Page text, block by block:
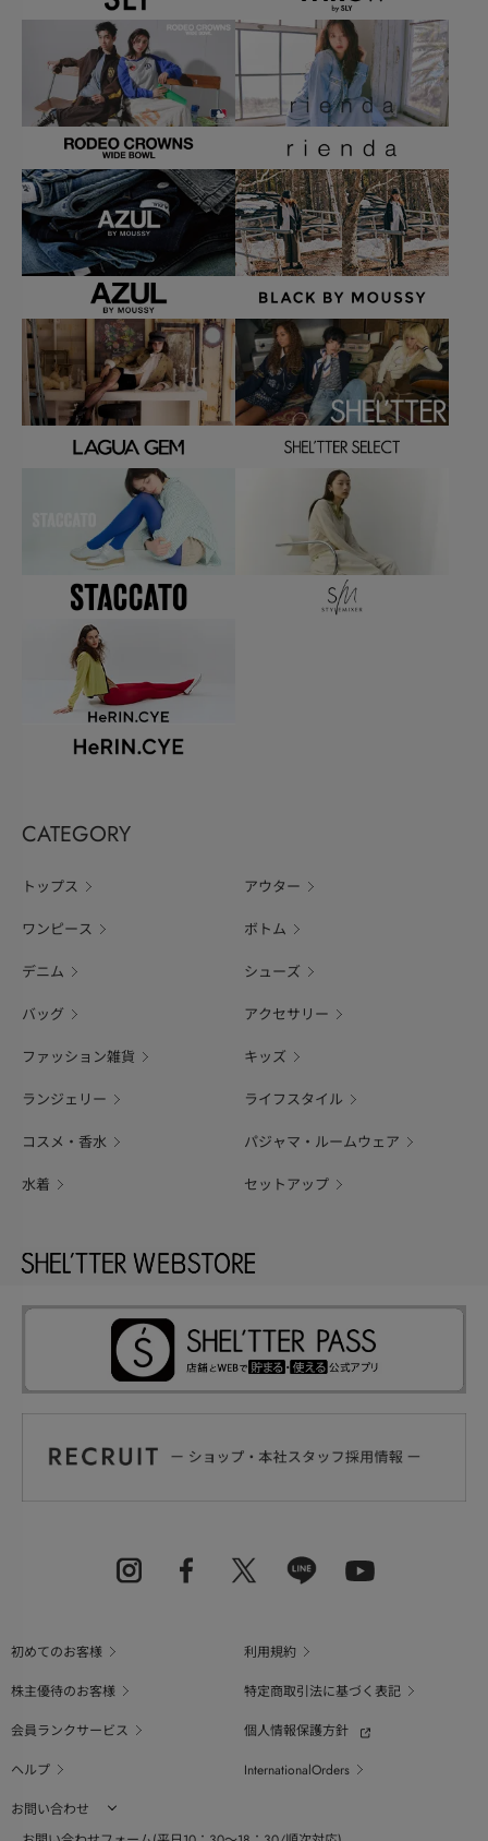
CATEGORY
トップス アウター
ワンピース ボトム
デニム シューズ
バッグ アクセサリー
ファッション雑貨 キッズ
ランジェリー ライフスタイル
コスメ・香水 パジャマ・ルームウェア
水着 セットアップ
初めてのお客様
利用規約
株主優待のお客様
特定商取引法に基づく表記
会員ランクサービス
個人情報保護方針
ヘルプ
InternationalOrders
お問い合わせ